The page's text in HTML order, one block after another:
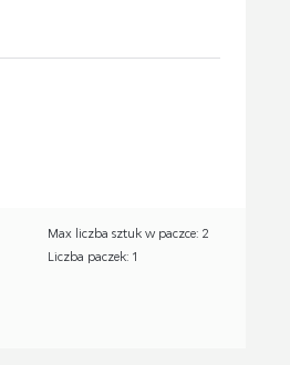
Max liczba sztuk w paczce: 2
Liczba paczek: 1